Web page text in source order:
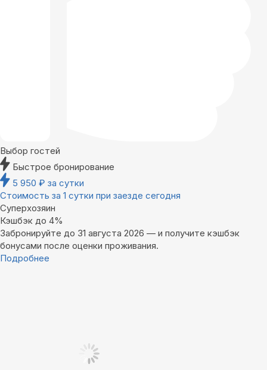
Выбор гостей
Быстрое бронирование
5 950 ₽ за сутки
Стоимость за 1 сутки при заезде сегодня
Суперхозяин
Кэшбэк до 4%
Забронируйте до 31 августа 2026 — и получите кэшбэк
бонусами после оценки проживания.
Подробнее